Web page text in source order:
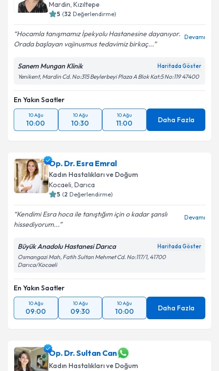
Mardin, Kızıltepe
5 (32 Değerlendirme)
Hocamla tanışmamız İpekyolu Hastanesine dayanıyor.
Orada başlayan vajinusmus tedavimiz birkaç...
Devamı
Sanem Mungan Klinik Haritada Göster
Yenikent, Mardin Cd. No:315 Beylerbeyi Plaza A Blok Kat:5 No:119 47400
En Yakın Saatler
10 Ağu
10:00
10 Ağu
10:30
10 Ağu
11:00 Daha Fazla
Op. Dr. Esra Emral
Kadın Hastalıkları ve Doğum
Kocaeli, Darıca
5 (2 Değerlendirme)
Kendimi Esra hoca ile tanıştığım için o kadar şanslı
hissediyorum...
Devamı
Büyük Anadolu Hastanesi Darıca Haritada Göster
Osmangazi Mah, Fatih Sultan Mehmet Cd. No:117/1, 41700
Darıca/Kocaeli
En Yakın Saatler
10 Ağu
09:00
10 Ağu
09:30
10 Ağu
10:00 Daha Fazla
Op. Dr. Sultan Can
Kadın Hastalıkları ve Doğum